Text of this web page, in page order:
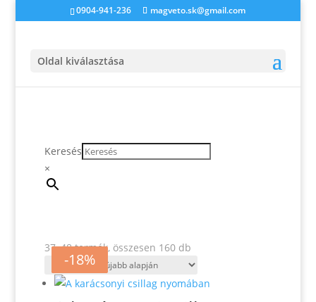
0904-941-236 magveto.sk@gmail.com
Oldal kiválasztása
Keresés
×
37–48 termék, összesen 160 dbSorted
by
latest
-20%
-10%
-8%
-2%
-18%